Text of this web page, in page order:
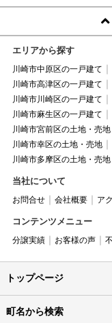
エリアから探す
川崎市中原区の一戸建て
川崎市高津区の一戸建て
川崎市川崎区の一戸建て
川崎市麻生区の一戸建て
川崎市宮前区の土地・売地
川崎市幸区の土地・売地
川崎市多摩区の土地・売地
当社について
お問合せ 会社概要 ア
コンテンツメニュー
分譲実績 お客様の声
トップページ
町名から検索